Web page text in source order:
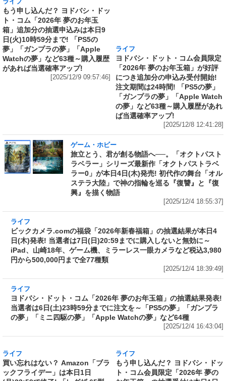
もう申し込んだ？ ヨドバシ・ドッ
ト・コム「2026年 夢のお年玉
箱」追加分の抽選申込みは本日9
日(火)10時59分まで! 「PS5の
夢」「ガンプラの夢」「Apple
Watchの夢」など63種～購入履歴
があれば当選確率アップ!
[2025/12/9 09:57:46]
「ガンプラの夢」「Apple Watch
の夢」など63種～購入履歴があれ
ば当選確率アップ!
[2025/12/8 12:41:28]
旅立とう、君が創る物語へ──。「オクトパスト
ラベラー」シリーズ最新作「オクトパストラベ
ラー0」が本日4日(木)発売! 初代作の舞台「オル
ステラ大陸」で神の指輪を巡る『復讐』と『復
興』を描く物語
[2025/12/4 18:55:37]
ライフ
ビックカメラ.comの福袋「2026年新春福箱」の
抽選結果が本日4日(木)発表! 当選者は7日
(日)20:59までに購入しないと無効に～iPad、山
崎18年、ゲーム機、ミラーレス一眼カメラなど
[2025/12/4 18:39:49]
ライフ
ヨドバシ・ドット・コム「2026年 夢のお年玉
箱」の抽選結果発表! 当選者は6日(土)23時59分
までに注文を～「PS5の夢」「ガンプラの夢」
種
[2025/12/4 16:43:04]